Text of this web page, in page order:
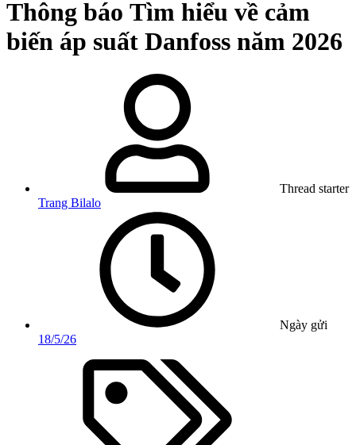
Thông báo Tìm hiểu về cảm
biến áp suất Danfoss năm 2026
Thread starter
Trang Bilalo
Ngày gửi
18/5/26